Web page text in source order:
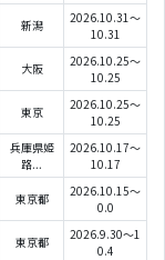
新潟
2026.10.31～
10.31
大阪
2026.10.25～
10.25
東京
2026.10.25～
10.25
兵庫県姫
路...
2026.10.17～
10.17
東京都
2026.10.15～
0.0
東京都
2026.9.30～1
0.4